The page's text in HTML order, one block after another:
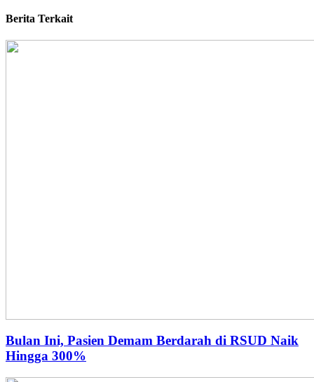
Berita Terkait
Bulan Ini, Pasien Demam Berdarah di RSUD Naik
Hingga 300%